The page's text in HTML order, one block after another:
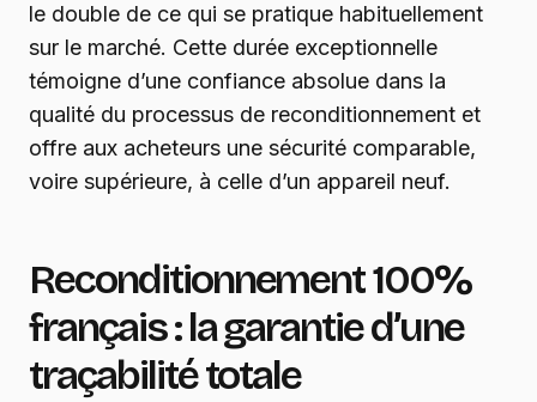
le double de ce qui se pratique habituellement
sur le marché. Cette durée exceptionnelle
témoigne d’une confiance absolue dans la
qualité du processus de reconditionnement et
offre aux acheteurs une sécurité comparable,
voire supérieure, à celle d’un appareil neuf.
Reconditionnement 100%
français : la garantie d’une
traçabilité totale